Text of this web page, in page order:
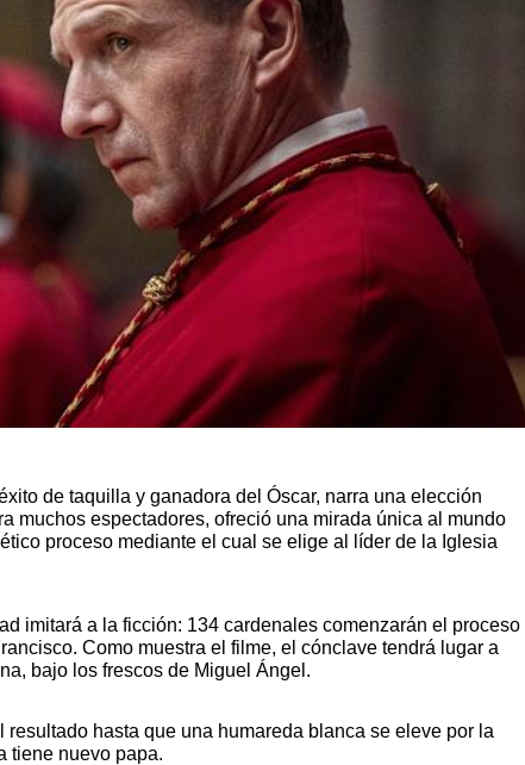
de taquilla y ganadora del Óscar, narra una elección
muchos espectadores, ofreció una mirada única al mundo
proceso mediante el cual se elige al líder de la Iglesia
imitará a la ficción: 134 cardenales comenzarán el proceso
Como muestra el filme, el cónclave tendrá lugar a
bajo los frescos de Miguel Ángel.
resultado hasta que una humareda blanca se eleve por la
tiene nuevo papa.